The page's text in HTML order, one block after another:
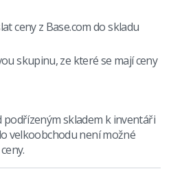
ceny z Base.com do skladu
skupinu, ze které se mají ceny
skladem k inventáři
velkoobchodu není možné